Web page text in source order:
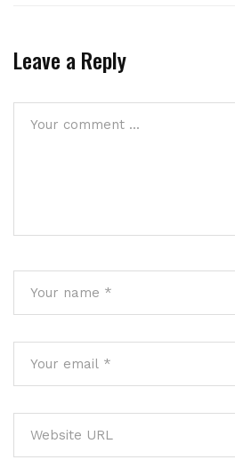
Leave a Reply